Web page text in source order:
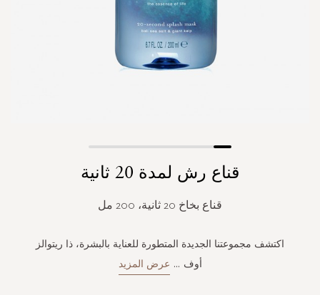
images
قناع رش لمدة 20 ثانية
قناع بخاخ 20 ثانية، 200 مل
اكتشف مجموعتنا الجديدة المتطورة للعناية بالبشرة، ذا ريتوالز
أوف ... عرض المزيد